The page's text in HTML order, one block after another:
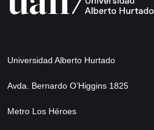
Universidad Alberto Hurtado
Avda. Bernardo O’Higgins 1825
Metro Los Héroes